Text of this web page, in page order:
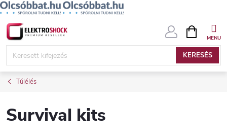
Ugrás
KERESÉS
KOSÁR
Túlélés
Survival kits